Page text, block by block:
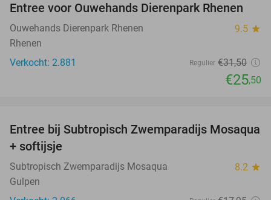
19%
Entree voor Ouwehands Dierenpark Rhenen
Ouwehands Dierenpark Rhenen 9.5 star
Rhenen
Verkocht: 2.881
Regulier €31,50
€25,50
25%
Entree bij Subtropisch Zwemparadijs Mosaqua
+ softijsje
Subtropisch Zwemparadijs Mosaqua 8.2 star
Gulpen